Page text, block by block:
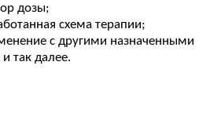
дозы;
схема терапии;
с другими назначенными
так далее.